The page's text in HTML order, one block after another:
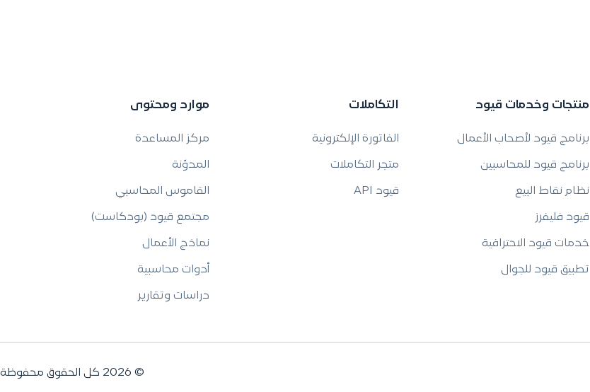
منتجات وخدمات قيود
برنامج قيود لأصحاب الأعمال
برنامج قيود للمحاسبين
نظام نقاط البيع
قيود فليفرز
خدمات قيود الاحترافية
تطبيق قيود للجوال
التكاملات
الفاتورة الإلكترونية
متجر التكاملات
قيود API
موارد ومحتوى
مركز المساعدة
المدوّنة
القاموس المحاسبي
مجتمع قيود (بودكاست)
نماذج الأعمال
أدوات محاسبية
دراسات وتقارير
© 2026 كل الحقوق محفوظة